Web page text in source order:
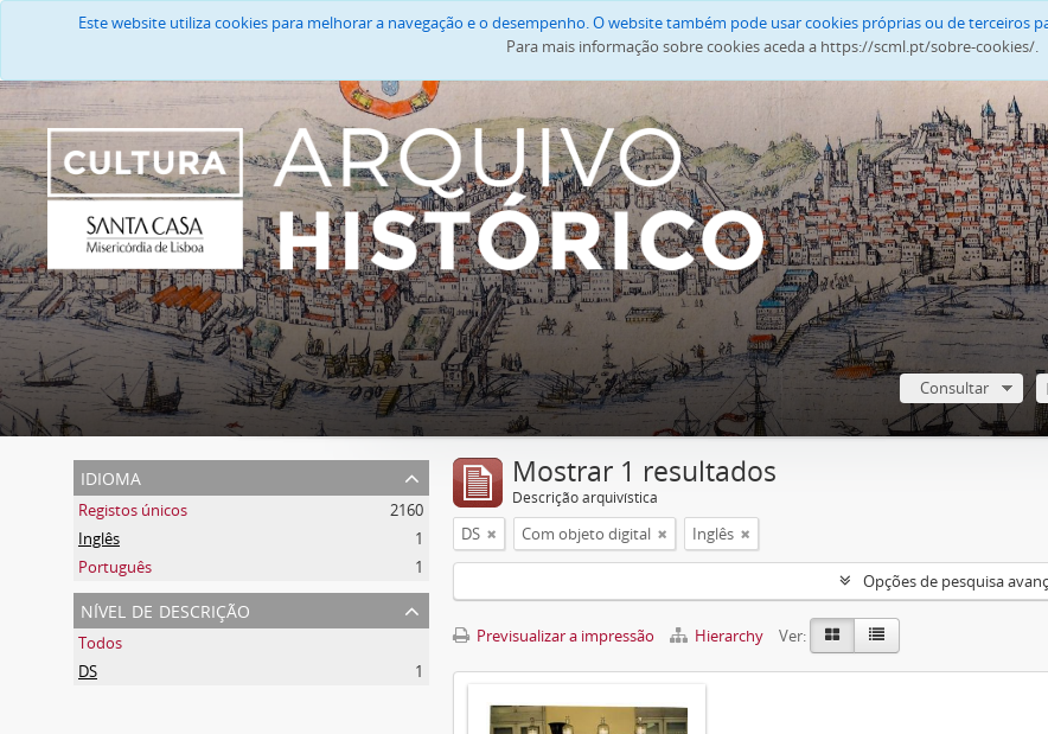
Este website utiliza cookies para melhorar a navegação e o desempenho. O website também pode usar cookies próprias ou de terceiros
Para mais informação sobre cookies aceda a https://scml.pt/sobre-cookies/.
Consultar
idioma
Registos únicos
2160
Inglês
1
Português
1
nível de descrição
Todos
DS
1
Mostrar 1 resultados
Descrição arquivística
DS Com objeto digital Inglês
Opções de pesquisa
Previsualizar a impressão Hierarchy Ver: